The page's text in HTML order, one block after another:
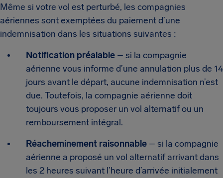
Même si votre vol est perturbé, les compagnies
aériennes sont exemptées du paiement d’une
indemnisation dans les situations suivantes :
Notification préalable – si la compagnie
aérienne vous informe d’une annulation plus de 14
jours avant le départ, aucune indemnisation n’est
due. Toutefois, la compagnie aérienne doit
toujours vous proposer un vol alternatif ou un
remboursement intégral.
Réacheminement raisonnable – si la compagnie
aérienne a proposé un vol alternatif arrivant dans
les 2 heures suivant l’heure d’arrivée initialement